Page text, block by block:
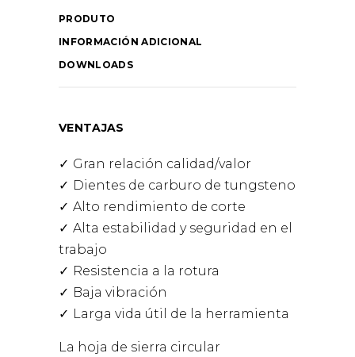
INFORMACIÓN ADICIONAL
PRODUTO
DOWNLOADS
VENTAJAS
Gran relación calidad/valor
Dientes de carburo de tungsteno
Alto rendimiento de corte
Alta estabilidad y seguridad en el
trabajo
Resistencia a la rotura
Baja vibración
Larga vida útil de la herramienta
La hoja de sierra circular